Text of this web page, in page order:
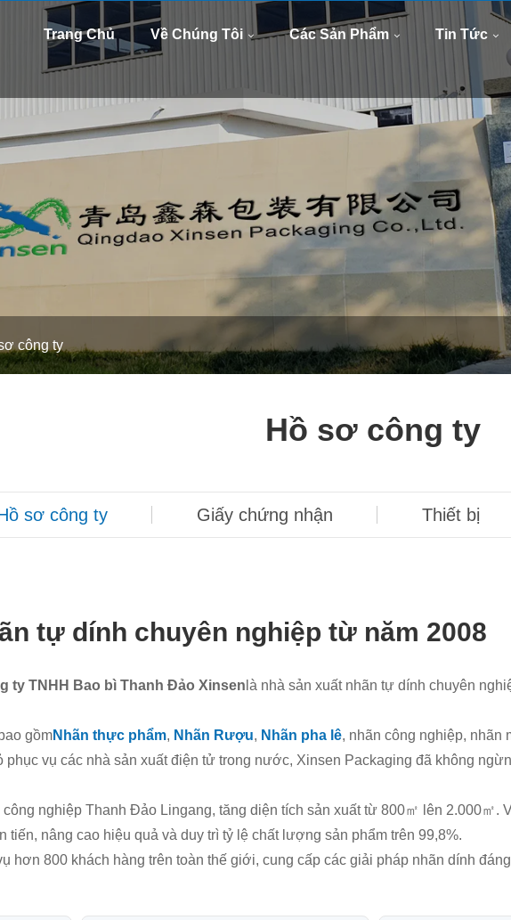
whatsapp
8613505426090
Trang Chủ Về Chúng Tôi Các Sản Phẩm Tin Tức
công ty
Hồ sơ công ty
sơ công ty Giấy chứng nhận Thiết bị
tự dính chuyên nghiệp từ năm 2008
ty TNHH Bao bì Thanh Đảo Xinsen là nhà sản xuất nhãn tự dính chuyên
gồmNhãn thực phẩm, Nhãn Rượu, Nhãn pha lê, nhãn công nghiệp, nhãn
vụ các nhà sản xuất điện tử trong nước, Xinsen Packaging đã không
nghiệp Thanh Đảo Lingang, tăng diện tích sản xuất từ ​​800㎡ lên 2.000㎡
tiến, nâng cao hiệu quả và duy trì tỷ lệ chất lượng sản phẩm trên 99,8%.
hơn 800 khách hàng trên toàn thế giới, cung cấp các giải pháp nhãn dính